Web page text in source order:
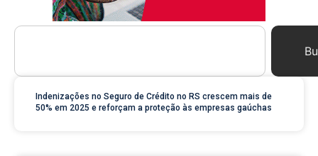
Indenizações no Seguro de Crédito no RS crescem mais de
50% em 2025 e reforçam a proteção às empresas gaúchas